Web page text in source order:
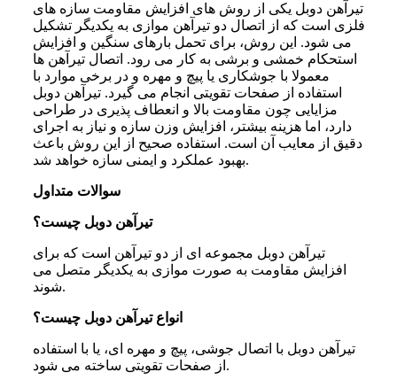
تیرآهن دوبل یکی از روش ‌های افزایش مقاومت سازه ‌های
فلزی است که از اتصال دو تیرآهن موازی به یکدیگر تشکیل
می ‌شود. این روش، برای تحمل بارهای سنگین و افزایش
استحکام خمشی و برشی به کار می رود. اتصال تیرآهن ‌ها
معمولا با جوشکاری یا پیچ و مهره و در برخی موارد با
استفاده از صفحات تقویتی انجام می ‌گیرد. تیرآهن دوبل
مزایایی چون مقاومت بالا و انعطاف ‌پذیری در طراحی
دارد، اما هزینه بیشتر، افزایش وزن سازه و نیاز به اجرای
دقیق از معایب آن است. استفاده صحیح از این روش باعث
بهبود عملکرد و ایمنی سازه خواهد شد.
سوالات متداول
تیرآهن دوبل چیست؟
تیرآهن دوبل مجموعه‌ ای از دو تیرآهن است که برای
افزایش مقاومت به ‌صورت موازی به یکدیگر متصل می
‌شوند.
انواع تیرآهن دوبل چیست؟
تیرآهن دوبل با اتصال جوشی، پیچ و مهره ‌ای، یا با استفاده
از صفحات تقویتی ساخته می‌ شود.